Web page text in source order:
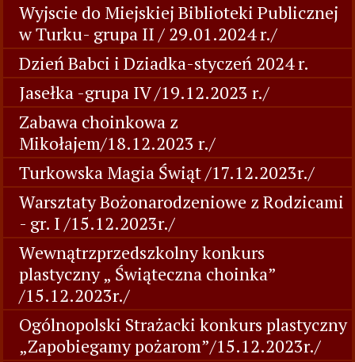
Wyjscie do Miejskiej Biblioteki Publicznej
w Turku- grupa II / 29.01.2024 r./
Dzień Babci i Dziadka-styczeń 2024 r.
Jasełka -grupa IV /19.12.2023 r./
Zabawa choinkowa z
Mikołajem/18.12.2023 r./
Turkowska Magia Świąt /17.12.2023r./
Warsztaty Bożonarodzeniowe z Rodzicami
- gr. I /15.12.2023r./
Wewnątrzprzedszkolny konkurs
plastyczny „ Świąteczna choinka”
/15.12.2023r./
Ogólnopolski Strażacki konkurs plastyczny
„Zapobiegamy pożarom”/15.12.2023r./